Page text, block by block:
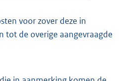
voor zover deze in
tot de overige aangevraagde